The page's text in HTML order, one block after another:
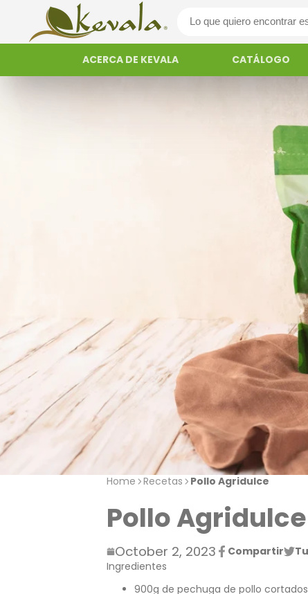
ACERCA DE KEVALA CATÁLOGO
Home Recetas Pollo Agridulce
Pollo Agridulce
October 2, 2023 Compartir
Compartir
Facebook
Se
en
Se
en
Ingredientes
900g de pechuga de pollo